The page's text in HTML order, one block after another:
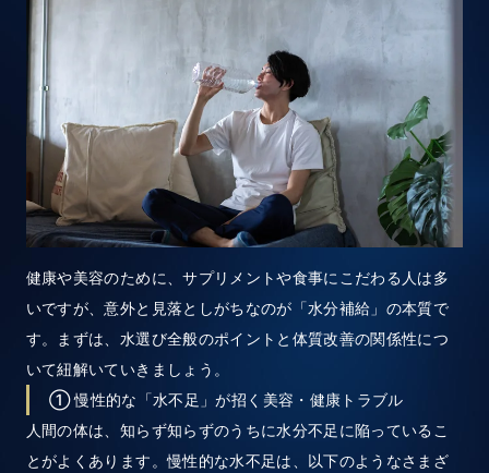
健康や美容のために、サプリメントや食事にこだわる人は多
いですが、意外と見落としがちなのが「水分補給」の本質で
す。まずは、水選び全般のポイントと体質改善の関係性につ
いて紐解いていきましょう。
① 慢性的な「水不足」が招く美容・健康トラブル
人間の体は、知らず知らずのうちに水分不足に陥っているこ
とがよくあります。慢性的な水不足は、以下のようなさまざ